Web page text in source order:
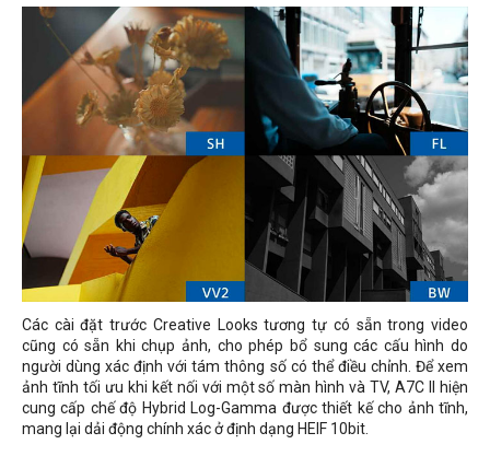
Các cài đặt trước Creative Looks tương tự có sẵn trong video
cũng có sẵn khi chụp ảnh, cho phép bổ sung các cấu hình do
người dùng xác định với tám thông số có thể điều chỉnh. Để xem
ảnh tĩnh tối ưu khi kết nối với một số màn hình và TV, A7C II hiện
cung cấp chế độ Hybrid Log-Gamma được thiết kế cho ảnh tĩnh,
mang lại dải động chính xác ở định dạng HEIF 10bit.